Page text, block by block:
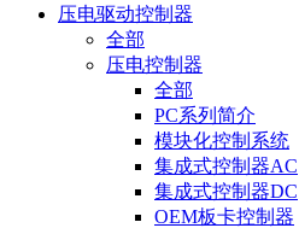
压电驱动控制器
全部
压电控制器
全部
PC系列简介
模块化控制系统
集成式控制器AC
集成式控制器DC
OEM板卡控制器